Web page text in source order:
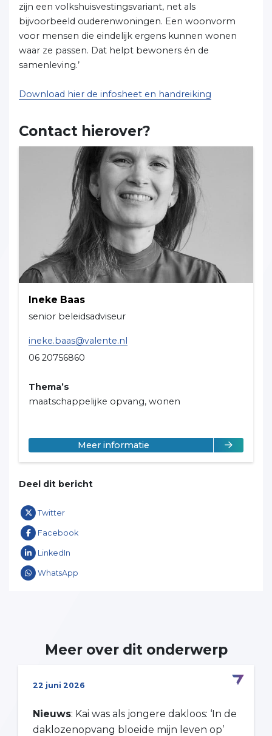
zijn een volkshuisvestingsvariant, net als
bijvoorbeeld ouderenwoningen. Een woonvorm
voor mensen die eindelijk ergens kunnen wonen
waar ze passen. Dat helpt bewoners én de
samenleving.’
Download hier de infosheet en handreiking
Contact hierover?
Ineke Baas
senior beleidsadviseur
ineke.baas@valente.nl
06 20756860
Thema’s
maatschappelijke opvang, wonen
Meer informatieover Ineke Baas
Deel dit bericht
Twitter
Facebook
LinkedIn
WhatsApp
Meer over dit onderwerp
22 juni 2026
Nieuws: Kai was als jongere dakloos: ‘In de
daklozenopvang bloeide mijn leven op’